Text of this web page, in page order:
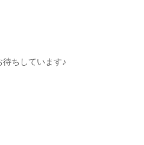
ちしています♪